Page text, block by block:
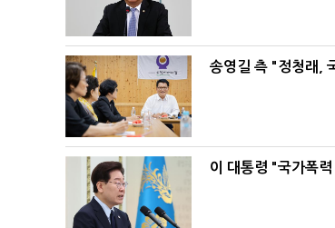
송영길 측 "정청래,
이 대통령 "국가폭